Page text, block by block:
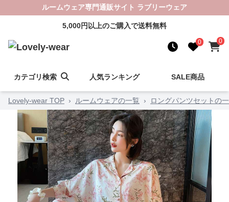
ルームウェア専門通販サイト ラブリーウェア
5,000円以上のご購入で送料無料
0 0
カテゴリ検索 人気ランキング SALE商品
Lovely-wear TOP › ルームウェアの一覧 › ロングパンツセットの